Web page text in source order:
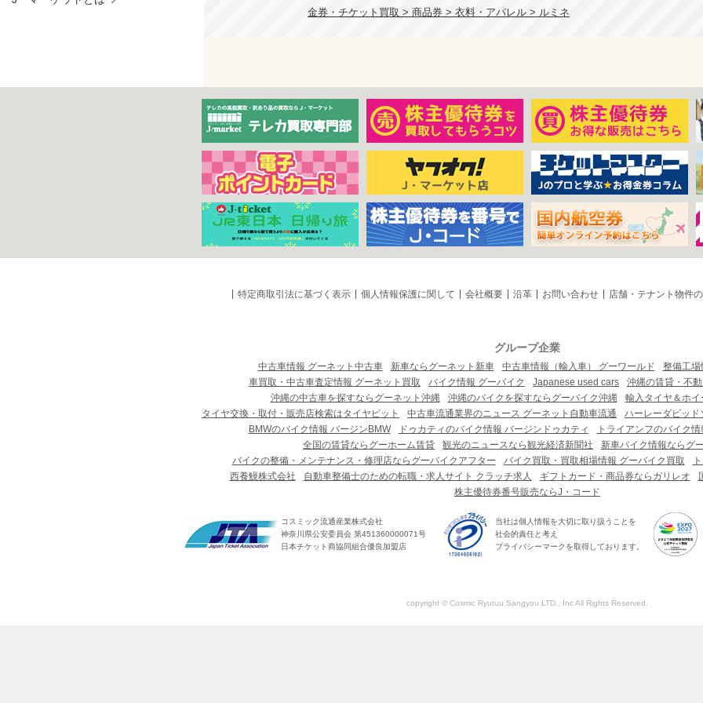
金券・チケット買取 > 商品券 > 衣料・アパレル > ルミネ
特定商取引法に基づく表示 個人情報保護に関して 会社概要 沿革 お問い合わせ 店舗・テナント物件
グループ企業
中古車情報 グーネット中古車 新車ならグーネット新車 中古車情報（輸入車） グーワールド
整備工場
車買取・中古車査定情報 グーネット買取
バイク情報 グーバイク Japanese used cars
沖縄の賃貸・不
沖縄の中古車を探すならグーネット沖縄
沖縄のバイクを探すならグーバイク沖縄
輸入タイヤ＆ホ
タイヤ交換・取付・販売店検索はタイヤピット
中古車流通業界のニュース グーネット自動車流通
ハーレーダビッ
BMWのバイク情報 バージンBMW
ドゥカティのバイク情報 バージンドゥカティ
トライアンフのバイク
全国の賃貸ならグーホーム賃貸
観光のニュースなら観光経済新聞社
新車バイク情報ならグ
バイクの整備・メンテナンス・修理店ならグーバイクアフター
バイク買取・買取相場情報 グーバイク買取
西養鰻株式会社
自動車整備士のための転職・求人サイト クラッチ求人 ギフトカード・商品券ならガリレオ
株主優待券番号販売ならJ・コード
コスミック流通産業株式会社
神奈川県公安委員会 第451360000071号
日本チケット商協同組合優良加盟店
当社は個人情報を大切に取り扱うことを
社会的責任と考え
プライバシーマークを取得しております。
copyright © Cosmic Ryutuu Sangyou LTD., Inc All Rights Reserved.